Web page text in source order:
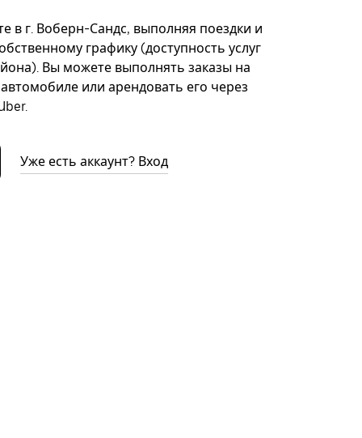
в г. Воберн-Сандс, выполняя поездки и
графику (доступность услуг
Вы можете выполнять заказы на
или арендовать его через
Уже есть аккаунт? Вход